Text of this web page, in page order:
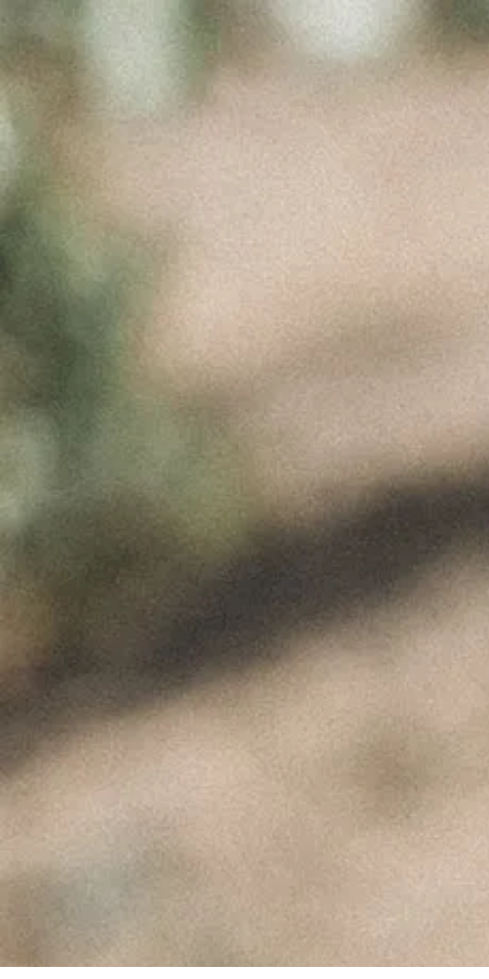
H IMG
ÚLTIMAS NOTÍCIAS
dos Vinhos de Paulo
Coutinho – Fev2025